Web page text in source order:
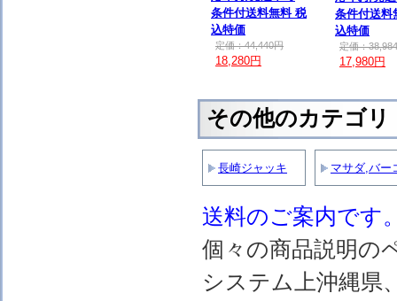
条件付送料無料 税
込特価
定価：44,440円
18,280円
条件付送料
込特価
定価：
17,980円
その他のカテゴリ
長崎ジャッキ マサダ,バー
送料のご案内です
個々の商品説明の
システム上沖縄県